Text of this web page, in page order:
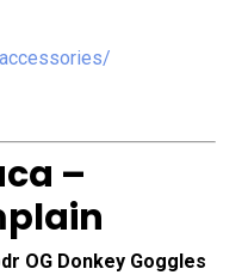
–
OG Donkey Goggles